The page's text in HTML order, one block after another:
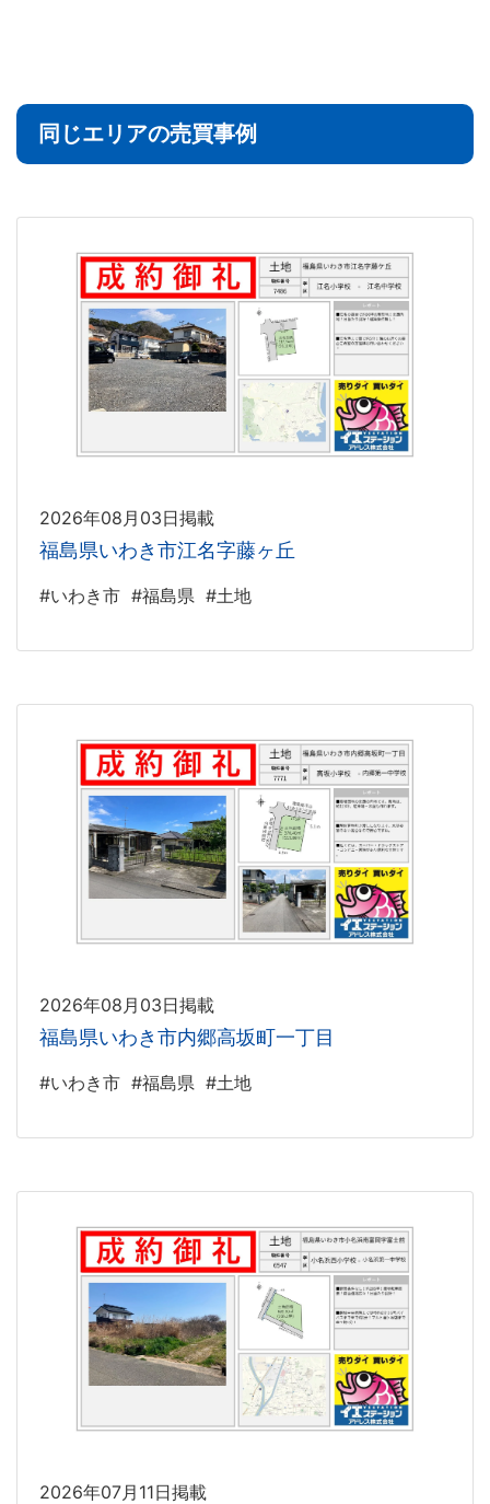
同じエリアの売買事例
2026年08月03日掲載
福島県いわき市江名字藤ヶ丘
#いわき市 #福島県 #土地
2026年08月03日掲載
福島県いわき市内郷高坂町一丁目
#いわき市 #福島県 #土地
2026年07月11日掲載